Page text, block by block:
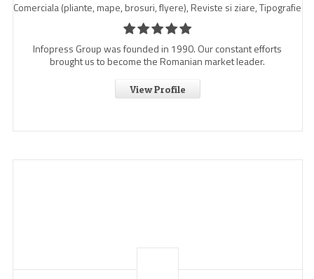
Comerciala (pliante, mape, brosuri, flyere), Reviste si ziare, Tipografie
Infopress Group was founded in 1990. Our constant efforts
brought us to become the Romanian market leader.
View Profile